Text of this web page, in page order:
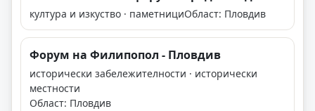
култура и изкуство · паметнициОбласт: Пловдив
Форум на Филипопол - Пловдив
исторически забележителности · исторически
местности
Област: Пловдив